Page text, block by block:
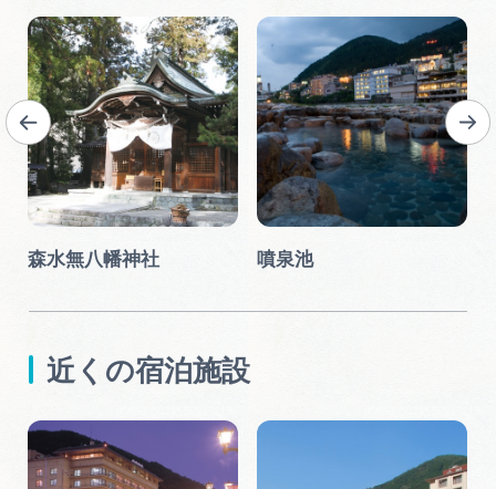
森水無八幡神社 噴泉池
近くの宿泊施設